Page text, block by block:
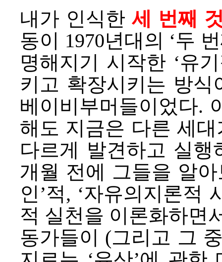
내가 인식한 세 번째
동이 1970년대의 ‘두
명해지기 시작한 ‘유
키고 확장시키는 방
베이비부머들이었다.
해도 지금은 다른 세대
다르게 발견하고 실
개월 전에 그들을 알
인’적, ‘자유의지론적
적 실천을 이론화하면
동가들이 (그리고 그